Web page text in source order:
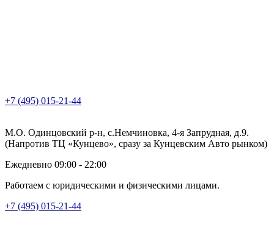
+7 (495) 015-21-44
М.О. Одинцовский р-н, с.Немчиновка, 4-я Запрудная, д.9.
(Напротив ТЦ «Кунцево», сразу за Кунцевским Авто рынком)
Ежедневно 09:00 - 22:00
Работаем с юридическими и физическими лицами.
+7 (495) 015-21-44